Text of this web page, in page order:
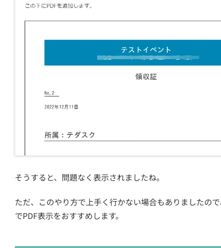
そうすると、問題なく表示されましたね。
ただ、このやり方で上手く行かない場合もありましたの
でPDF表示をおすすめします。